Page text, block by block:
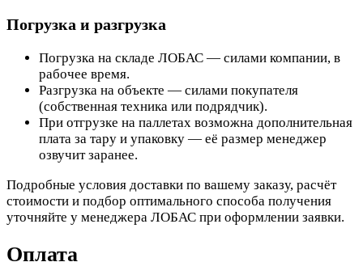
Погрузка и разгрузка
Погрузка на складе ЛОБАС — силами компании, в
рабочее время.
Разгрузка на объекте — силами покупателя
(собственная техника или подрядчик).
При отгрузке на паллетах возможна дополнительная
плата за тару и упаковку — её размер менеджер
озвучит заранее.
Подробные условия доставки по вашему заказу, расчёт
стоимости и подбор оптимального способа получения
уточняйте у менеджера ЛОБАС при оформлении заявки.
Оплата